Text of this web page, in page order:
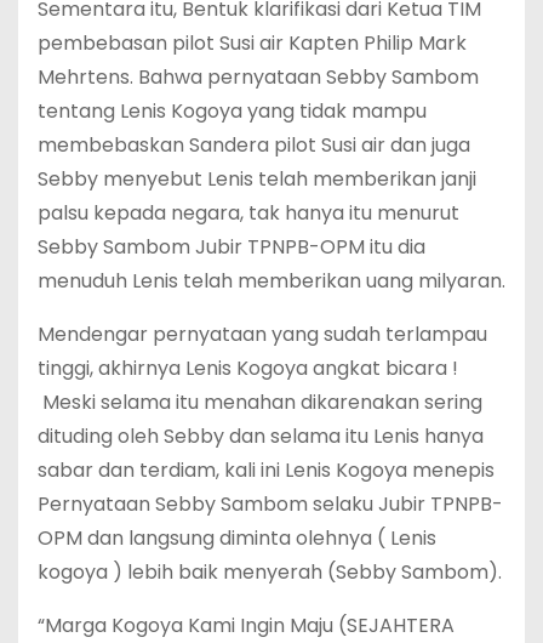
Sementara itu, Bentuk klarifikasi dari Ketua TIM
pembebasan pilot Susi air Kapten Philip Mark
Mehrtens. Bahwa pernyataan Sebby Sambom
tentang Lenis Kogoya yang tidak mampu
membebaskan Sandera pilot Susi air dan juga
Sebby menyebut Lenis telah memberikan janji
palsu kepada negara, tak hanya itu menurut
Sebby Sambom Jubir TPNPB-OPM itu dia
menuduh Lenis telah memberikan uang milyaran.
Mendengar pernyataan yang sudah terlampau
tinggi, akhirnya Lenis Kogoya angkat bicara !
Meski selama itu menahan dikarenakan sering
dituding oleh Sebby dan selama itu Lenis hanya
sabar dan terdiam, kali ini Lenis Kogoya menepis
Pernyataan Sebby Sambom selaku Jubir TPNPB-
OPM dan langsung diminta olehnya ( Lenis
kogoya ) lebih baik menyerah (Sebby Sambom).
“Marga Kogoya Kami Ingin Maju (SEJAHTERA